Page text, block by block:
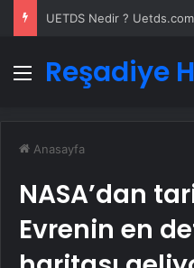
Menü
Reşadiye
Anasayfa
NASA’dan
Evrenin en